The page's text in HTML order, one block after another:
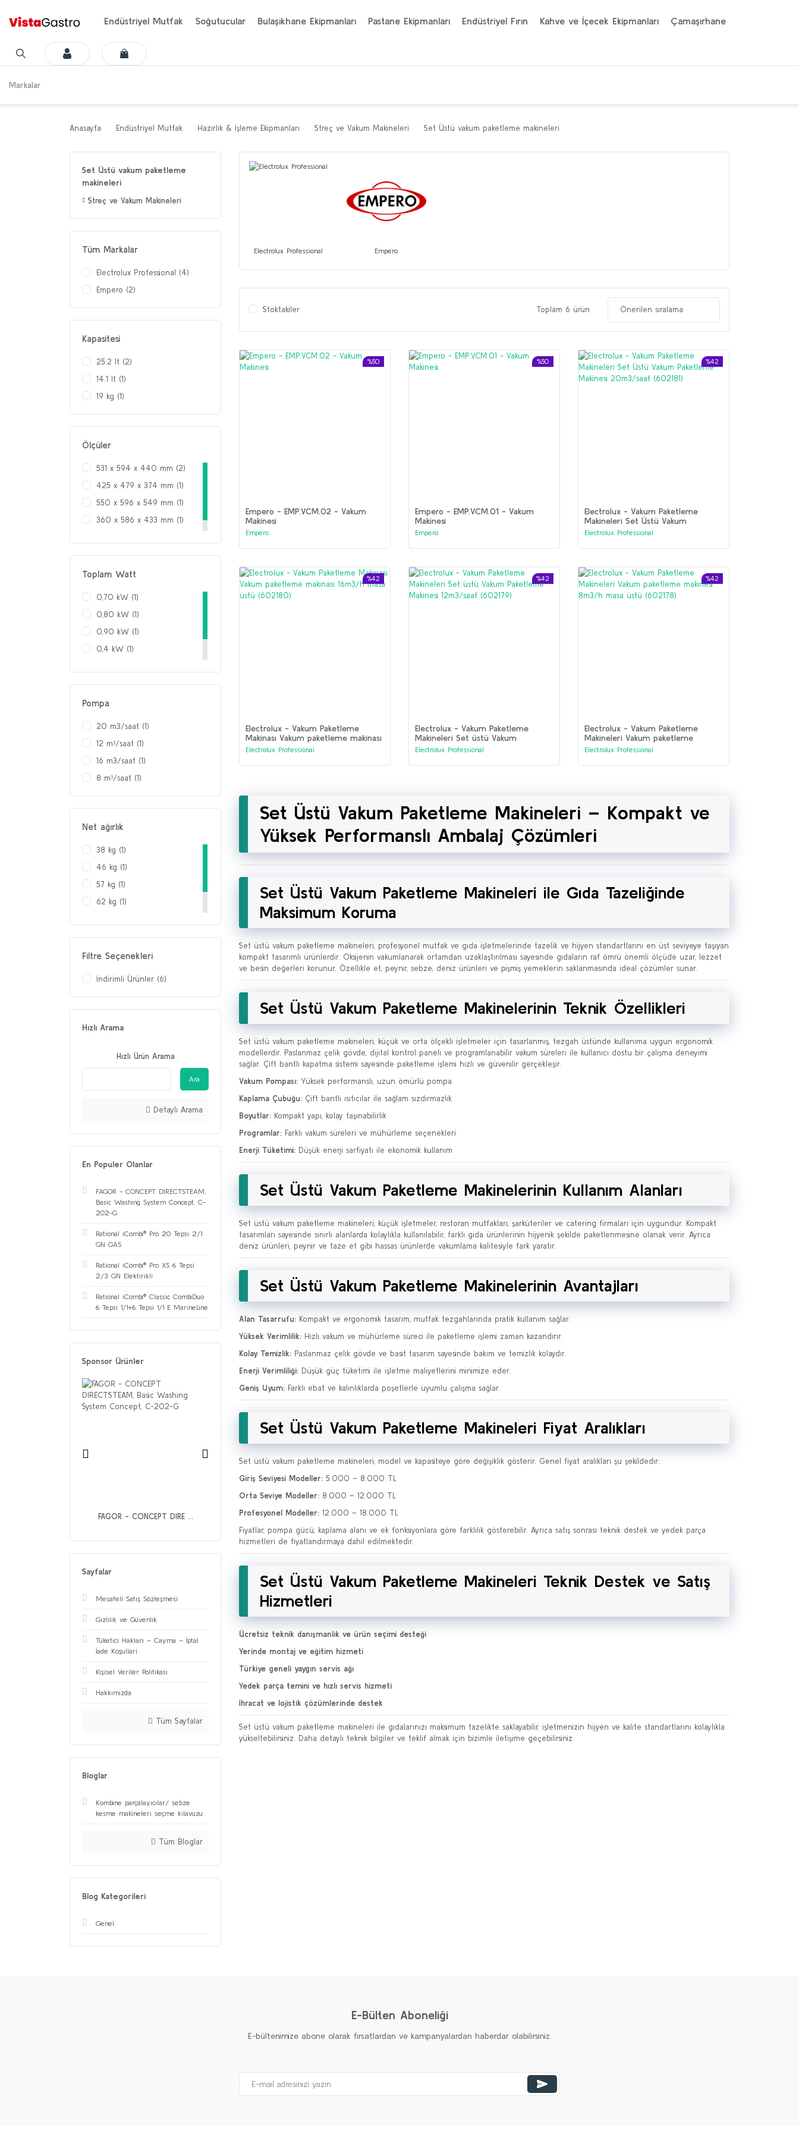
Endüstriyel Mutfak Soğutucular Bulaşıkhane Ekipmanları Pastane Ekipmanları Endüstriyel Fırın Kahve ve İçecek Ekipmanları Çamaşırhane
Markalar
Anasayfa Endüstriyel Mutfak Hazırlık & İşleme Ekipmanları Streç ve Vakum Makineleri Set Üstü vakum paketleme makineleri
Set Üstü vakum paketleme
makineleri
Streç ve Vakum Makineleri
Tüm Markalar
Electrolux Professional (4)
Empero (2)
Kapasitesi
25.2 lt (2)
14.1 lt (1)
19 kg (1)
Ölçüler
531 x 594 x 440 mm (2)
425 x 479 x 374 mm (1)
550 x 596 x 549 mm (1)
360 x 586 x 433 mm (1)
Toplam Watt
0,70 kW (1)
0,80 kW (1)
0,90 kW (1)
0,4 kW (1)
0,9 kW (1)
Pompa
20 m3/saat (1)
12 m³/saat (1)
16 m3/saat (1)
8 m³/saat (1)
Net ağırlık
38 kg (1)
46 kg (1)
57 kg (1)
62 kg (1)
79 kg (1)
Filtre Seçenekleri
İndirimli Ürünler (6)
Hızlı Arama
Hızlı Ürün Arama
Ara
Detaylı Arama
En Populer Olanlar
FAGOR - CONCEPT DIRECTSTEAM,
Basic Washing System Concept, C-
202-G
Rational iCombi® Pro 20 Tepsi 2/1
GN GAS
Rational iCombi® Pro XS 6 Tepsi
2/3 GN Elektirikli
Rational iCombi® Classic CombiDuo
6 Tepsi 1/1+6 Tepsi 1/1 E MarineLine
Sponsor Ürünler
FAGOR - CONCEPT DIRE ...
Sayfalar
Mesafeli Satış Sözleşmesi
Gizlilik ve Güvenlik
Tüketici Haklari – Cayma – İptal
İade Koşullari
Kişisel Veriler Politikası
Hakkımızda
Tüm Sayfalar
Bloglar
Kombine parçalayıcılar/ sebze
kesme makineleri seçme kılavuzu
Tüm Bloglar
Blog Kategorileri
Genel
Electrolux Professional Empero
Stoktakiler Toplam 6 ürün
%50
Empero - EMP.VCM.02 - Vakum
Makinesi
Empero
%50
Empero - EMP.VCM.01 - Vakum
Makinesi
Empero
%42
Electrolux - Vakum Paketleme
Makineleri Set Üstü Vakum
Paketleme Makinesi 20m3/saat
Electrolux Professional
%42
Electrolux - Vakum Paketleme
Makinası Vakum paketleme makinası
16m3/h masa üstü (602180)
Electrolux Professional
%42
Electrolux - Vakum Paketleme
Makineleri Set üstü Vakum
Paketleme Makinesi 12m3/saat
Electrolux Professional
%42
Electrolux - Vakum Paketleme
Makineleri Vakum paketleme
makinesi 8m3/h masa üstü
Electrolux Professional
Set Üstü Vakum Paketleme Makineleri – Kompakt ve
Yüksek Performanslı Ambalaj Çözümleri
Set Üstü Vakum Paketleme Makineleri ile Gıda Tazeliğinde
Maksimum Koruma
Set üstü vakum paketleme makineleri, profesyonel mutfak ve gıda işletmelerinde tazelik ve hijyen standartlarını en üst seviyeye taşıyan
kompakt tasarımlı ürünlerdir. Oksijenin vakumlanarak ortamdan uzaklaştırılması sayesinde gıdaların raf ömrü önemli ölçüde uzar, lezzet
ve besin değerleri korunur. Özellikle et, peynir, sebze, deniz ürünleri ve pişmiş yemeklerin saklanmasında ideal çözümler sunar.
Set Üstü Vakum Paketleme Makinelerinin Teknik Özellikleri
Set üstü vakum paketleme makineleri, küçük ve orta ölçekli işletmeler için tasarlanmış, tezgah üstünde kullanıma uygun ergonomik
modellerdir. Paslanmaz çelik gövde, dijital kontrol paneli ve programlanabilir vakum süreleri ile kullanıcı dostu bir çalışma deneyimi
sağlar. Çift bantlı kapatma sistemi sayesinde paketleme işlemi hızlı ve güvenilir gerçekleşir.
Vakum Pompası: Yüksek performanslı, uzun ömürlü pompa
Kaplama Çubuğu: Çift bantlı ısıtıcılar ile sağlam sızdırmazlık
Boyutlar: Kompakt yapı, kolay taşınabilirlik
Programlar: Farklı vakum süreleri ve mühürleme seçenekleri
Enerji Tüketimi: Düşük enerji sarfiyatı ile ekonomik kullanım
Set Üstü Vakum Paketleme Makinelerinin Kullanım Alanları
Set üstü vakum paketleme makineleri, küçük işletmeler, restoran mutfakları, şarküteriler ve catering firmaları için uygundur. Kompakt
tasarımları sayesinde sınırlı alanlarda kolaylıkla kullanılabilir, farklı gıda ürünlerinin hijyenik şekilde paketlenmesine olanak verir. Ayrıca
deniz ürünleri, peynir ve taze et gibi hassas ürünlerde vakumlama kalitesiyle fark yaratır.
Set Üstü Vakum Paketleme Makinelerinin Avantajları
Alan Tasarrufu: Kompakt ve ergonomik tasarım, mutfak tezgahlarında pratik kullanım sağlar.
Yüksek Verimlilik: Hızlı vakum ve mühürleme süreci ile paketleme işlemi zaman kazandırır.
Kolay Temizlik: Paslanmaz çelik gövde ve basit tasarım sayesinde bakım ve temizlik kolaydır.
Enerji Verimliliği: Düşük güç tüketimi ile işletme maliyetlerini minimize eder.
Geniş Uyum: Farklı ebat ve kalınlıklarda poşetlerle uyumlu çalışma sağlar.
Set Üstü Vakum Paketleme Makineleri Fiyat Aralıkları
Set üstü vakum paketleme makineleri, model ve kapasiteye göre değişiklik gösterir. Genel fiyat aralıkları şu şekildedir:
Giriş Seviyesi Modeller: 5.000 – 8.000 TL
Orta Seviye Modeller: 8.000 – 12.000 TL
Profesyonel Modeller: 12.000 – 18.000 TL
Fiyatlar, pompa gücü, kaplama alanı ve ek fonksiyonlara göre farklılık gösterebilir. Ayrıca satış sonrası teknik destek ve yedek parça
hizmetleri de fiyatlandırmaya dahil edilmektedir.
Set Üstü Vakum Paketleme Makineleri Teknik Destek ve Satış
Hizmetleri
Ücretsiz teknik danışmanlık ve ürün seçimi desteği
Yerinde montaj ve eğitim hizmeti
Türkiye geneli yaygın servis ağı
Yedek parça temini ve hızlı servis hizmeti
İhracat ve lojistik çözümlerinde destek
Set üstü vakum paketleme makineleri ile gıdalarınızı maksimum tazelikte saklayabilir, işletmenizin hijyen ve kalite standartlarını kolaylıkla
yükseltebilirsiniz. Daha detaylı teknik bilgiler ve teklif almak için bizimle iletişime geçebilirsiniz.
E-Bülten Aboneliği
E-bültenimize abone olarak fırsatlardan ve kampanyalardan haberdar olabilirsiniz.